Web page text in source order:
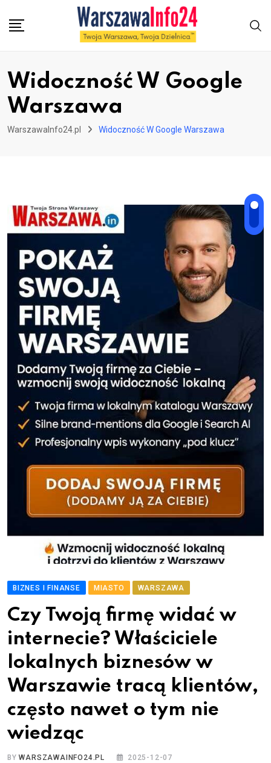
Widoczność W Google
Warszawa
WarszawaInfo24.pl Widoczność W Google Warszawa
BIZNES I FINANSE MIASTO WARSZAWA
Czy Twoją firmę widać w
internecie? Właściciele
lokalnych biznesów w
Warszawie tracą klientów,
często nawet o tym nie
wiedząc
BYWARSZAWAINFO24.PL 2025-12-07